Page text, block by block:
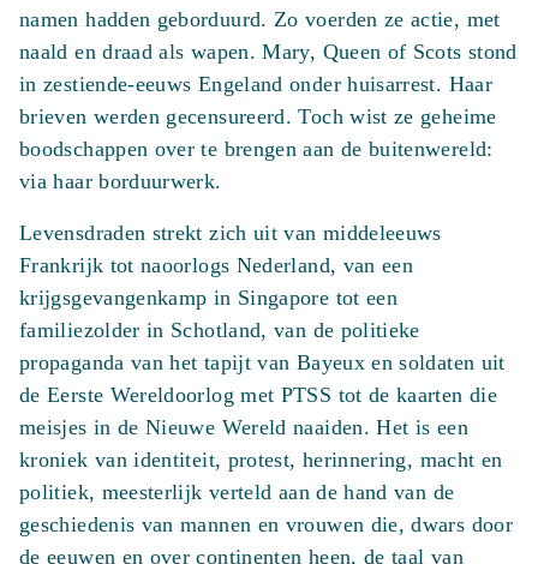
namen hadden geborduurd. Zo voerden ze actie, met
naald en draad als wapen. Mary, Queen of Scots stond
in zestiende-eeuws Engeland onder huisarrest. Haar
brieven werden gecensureerd. Toch wist ze geheime
boodschappen over te brengen aan de buitenwereld:
via haar borduurwerk.
Levensdraden strekt zich uit van middeleeuws
Frankrijk tot naoorlogs Nederland, van een
krijgsgevangenkamp in Singapore tot een
familiezolder in Schotland, van de politieke
propaganda van het tapijt van Bayeux en soldaten uit
de Eerste Wereldoorlog met PTSS tot de kaarten die
meisjes in de Nieuwe Wereld naaiden. Het is een
kroniek van identiteit, protest, herinnering, macht en
politiek, meesterlijk verteld aan de hand van de
geschiedenis van mannen en vrouwen die, dwars door
de eeuwen en over continenten heen, de taal van